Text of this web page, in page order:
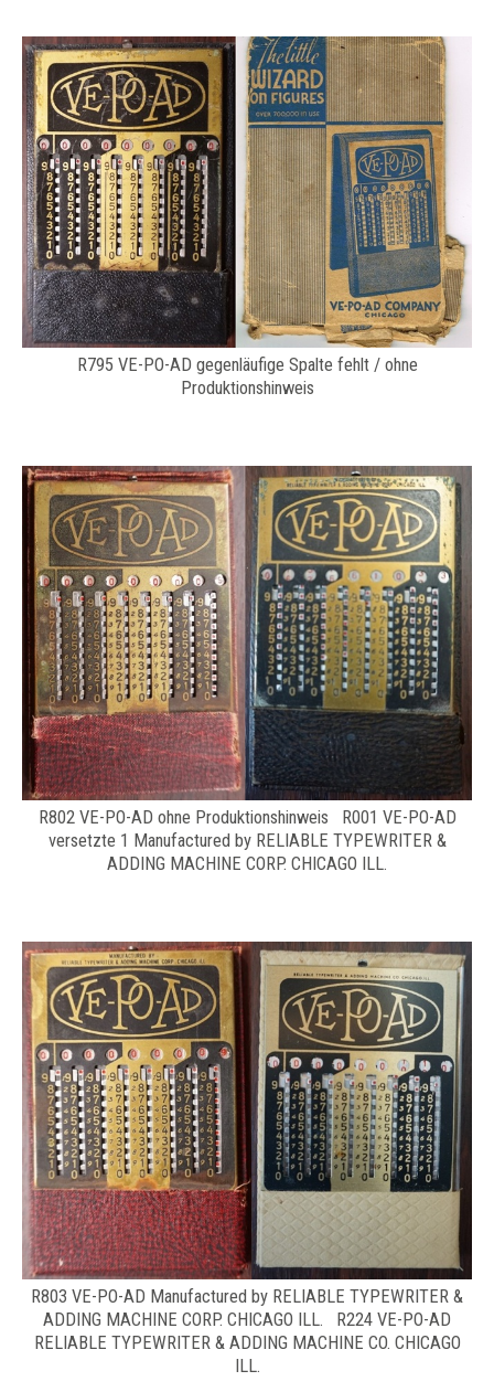
R795 VE-PO-AD gegenläufige Spalte fehlt / ohne
Produktionshinweis
R802 VE-PO-AD ohne Produktionshinweis R001 VE-PO-AD
versetzte 1 Manufactured by RELIABLE TYPEWRITER &
ADDING MACHINE CORP. CHICAGO ILL.
R803 VE-PO-AD Manufactured by RELIABLE TYPEWRITER &
ADDING MACHINE CORP. CHICAGO ILL. R224 VE-PO-AD
RELIABLE TYPEWRITER & ADDING MACHINE CO. CHICAGO
ILL.